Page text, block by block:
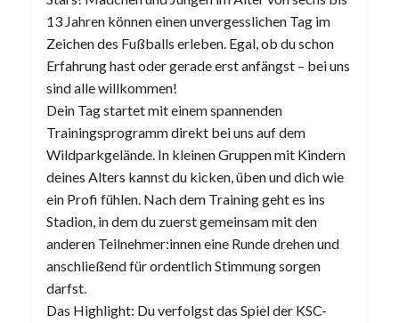
13 Jahren können einen unvergesslichen Tag im
Zeichen des Fußballs erleben. Egal, ob du schon
Erfahrung hast oder gerade erst anfängst – bei uns
sind alle willkommen!
Dein Tag startet mit einem spannenden
Trainingsprogramm direkt bei uns auf dem
Wildparkgelände. In kleinen Gruppen mit Kindern
deines Alters kannst du kicken, üben und dich wie
ein Profi fühlen. Nach dem Training geht es ins
Stadion, in dem du zuerst gemeinsam mit den
anderen Teilnehmer:innen eine Runde drehen und
anschließend für ordentlich Stimmung sorgen
darfst.
Das Highlight: Du verfolgst das Spiel der KSC-